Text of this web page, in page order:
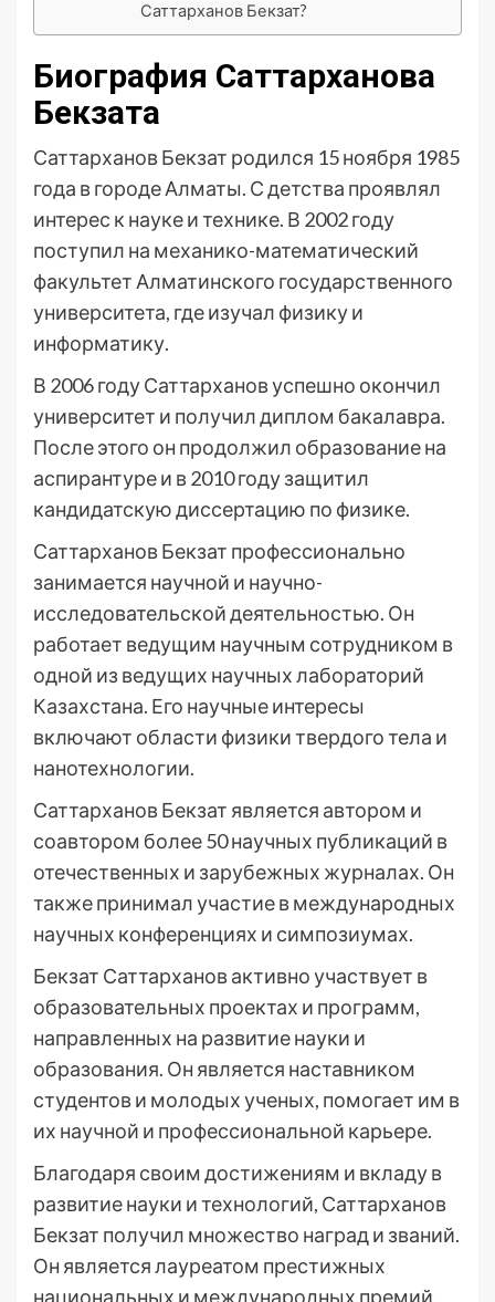
Саттарханов Бекзат?
Биография Саттарханова
Бекзата
Саттарханов Бекзат родился 15 ноября 1985
года в городе Алматы. С детства проявлял
интерес к науке и технике. В 2002 году
поступил на механико-математический
факультет Алматинского государственного
университета, где изучал физику и
информатику.
В 2006 году Саттарханов успешно окончил
университет и получил диплом бакалавра.
После этого он продолжил образование на
аспирантуре и в 2010 году защитил
кандидатскую диссертацию по физике.
Саттарханов Бекзат профессионально
занимается научной и научно-
исследовательской деятельностью. Он
работает ведущим научным сотрудником в
одной из ведущих научных лабораторий
Казахстана. Его научные интересы
включают области физики твердого тела и
нанотехнологии.
Саттарханов Бекзат является автором и
соавтором более 50 научных публикаций в
отечественных и зарубежных журналах. Он
также принимал участие в международных
научных конференциях и симпозиумах.
Бекзат Саттарханов активно участвует в
образовательных проектах и программ,
направленных на развитие науки и
образования. Он является наставником
студентов и молодых ученых, помогает им в
их научной и профессиональной карьере.
Благодаря своим достижениям и вкладу в
развитие науки и технологий, Саттарханов
Бекзат получил множество наград и званий.
Он является лауреатом престижных
национальных и международных премий.